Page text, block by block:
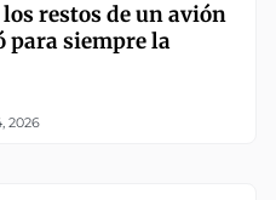
restos de un avión
para siempre la
2026